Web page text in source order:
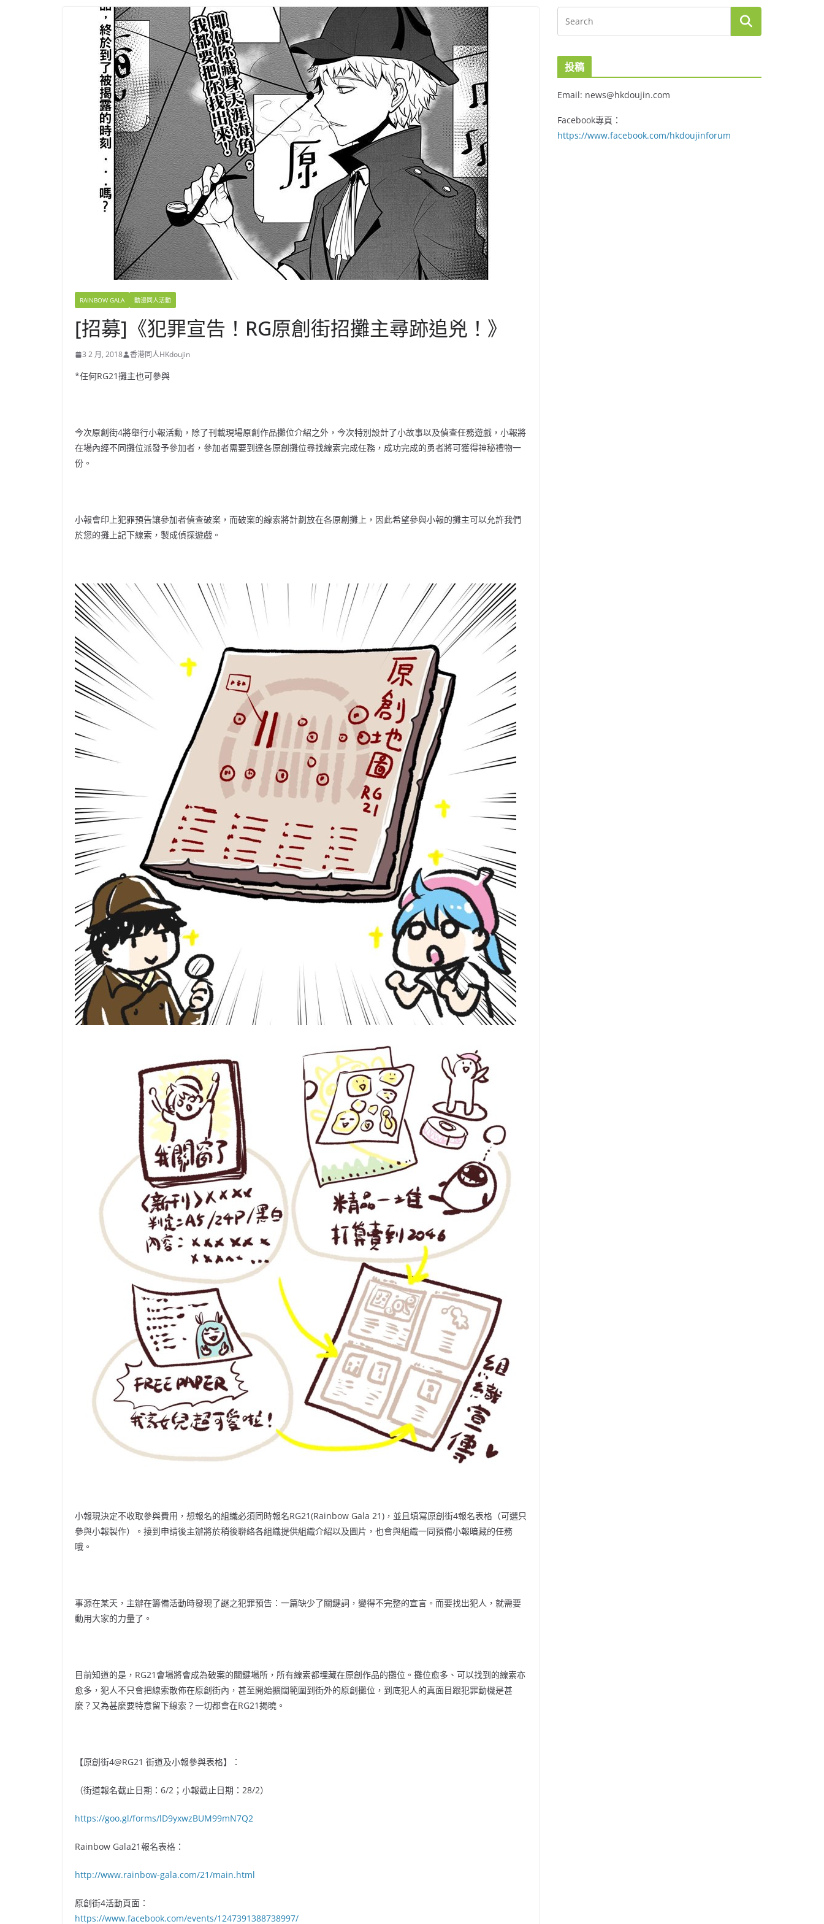
RAINBOW GALA 動漫同人活動
[招募]《犯罪宣告！RG原創街招攤主尋跡追兇！》
3 2 月, 2018 香港同人HKdoujin
*任何RG21攤主也可參與
今次原創街4將舉行小報活動，除了刊載現場原創作品攤位介紹之外，今次特別設計了小故事以及偵查任務遊戲，小報將
在場內經不同攤位派發予參加者，參加者需要到達各原創攤位尋找線索完成任務，成功完成的勇者將可獲得神秘禮物一
份。
小報會印上犯罪預告讓參加者偵查破案，而破案的線索將計劃放在各原創攤上，因此希望參與小報的攤主可以允許我們
於您的攤上記下線索，製成偵探遊戲。
小報現決定不收取參與費用，想報名的組織必須同時報名RG21(Rainbow Gala 21)，並且填寫原創街4報名表格（可選只
參與小報製作）。接到申請後主辦將於稍後聨絡各組織提供組織介紹以及圖片，也會與組織一同預備小報暗藏的任務
哦。
事源在某天，主辦在籌備活動時發現了謎之犯罪預告：一篇缺少了關鍵詞，變得不完整的宣言。而要找出犯人，就需要
動用大家的力量了。
目前知道的是，RG21會場將會成為破案的關鍵場所，所有線索都埋藏在原創作品的攤位。攤位愈多、可以找到的線索亦
愈多，犯人不只會把線索散佈在原創街內，甚至開始擴闊範圍到街外的原創攤位，到底犯人的真面目跟犯罪動機是甚
麼？又為甚麼要特意留下線索？一切都會在RG21揭曉。
【原創街4@RG21 街道及小報參與表格】：
（街道報名截止日期：6/2；小報截止日期：28/2）
https://goo.gl/forms/lD9yxwzBUM99mN7Q2
Rainbow Gala21報名表格：
http://www.rainbow-gala.com/21/main.html
原創街4活動頁面：
https://www.facebook.com/events/1247391388738997/
投稿
Email: news@hkdoujin.com
Facebook專頁：
https://www.facebook.com/hkdoujinforum